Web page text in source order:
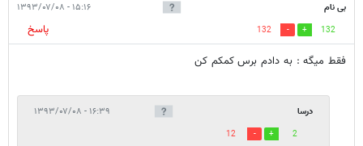
بی نام ۱۵:۱۶ - ۱۳۹۳/۰۷/۰۸
132
132
پاسخ
فقط میگه : به دادم برس کمکم کن
درسا ۱۶:۳۹ - ۱۳۹۳/۰۷/۰۸
2
12